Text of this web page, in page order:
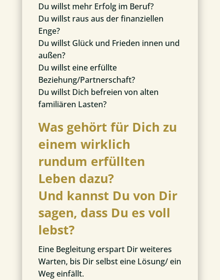
Du willst mehr Erfolg im Beruf?
Du willst raus aus der finanziellen
Enge?
Du willst Glück und Frieden innen und
außen?
Du willst eine erfüllte
Beziehung/Partnerschaft?
Du willst Dich befreien von alten
familiären Lasten?
Was gehört für Dich zu
einem wirklich
rundum erfüllten
Leben dazu?
Und kannst Du von Dir
sagen, dass Du es voll
lebst?
Eine Begleitung erspart Dir weiteres
Warten, bis Dir selbst eine Lösung/ ein
Weg einfällt.